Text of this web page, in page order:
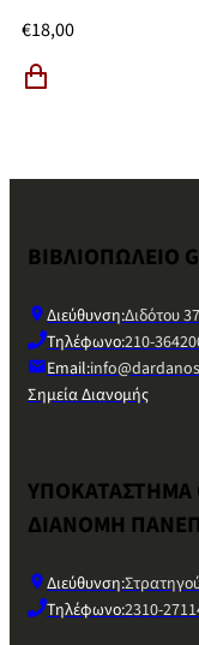
€18,00
ΒΙΒΛΙΟΠΩΛΕΙΟ
Διεύθυνση:Διδότου
Τηλέφωνο:210-
Email:
Σημεία Διανομής
ΥΠΟΚΑΤΑΣΤΗΜΑ
ΔΙΑΝΟΜΗ
Διεύθυνση:
Τηλέφωνο:2310-